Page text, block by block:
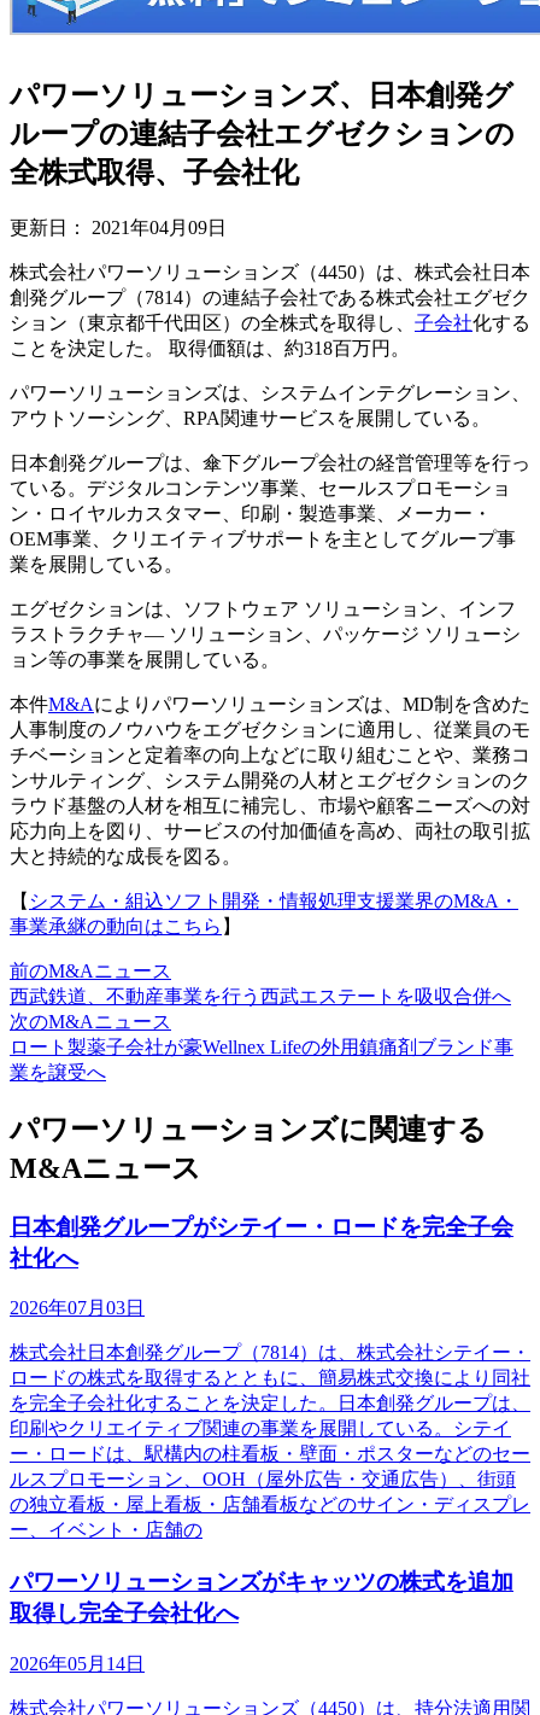
パワーソリューションズ、日本創発グ
ループの連結子会社エグゼクションの
全株式取得、子会社化
更新日： 2021年04月09日
株式会社パワーソリューションズ（4450）は、株式会社日本
創発グループ（7814）の連結子会社である株式会社エグゼク
ション（東京都千代田区）の全株式を取得し、 子会社化する
ことを決定した。 取得価額は、約318百万円。
パワーソリューションズは、システムインテグレーション、
アウトソーシング、RPA関連サービスを展開している。
日本創発グループは、傘下グループ会社の経営管理等を行っ
ている。デジタルコンテンツ事業、セールスプロモーショ
ン・ロイヤルカスタマー、印刷・製造事業、メーカー・
OEM事業、クリエイティブサポートを主としてグループ事
業を展開している。
エグゼクションは、ソフトウェア ソリューション、インフ
ラストラクチャ― ソリューション、パッケージ ソリューシ
ョン等の事業を展開している。
本件M&Aによりパワーソリューションズは、MD制を含めた
人事制度のノウハウをエグゼクションに適用し、従業員のモ
チベーションと定着率の向上などに取り組むことや、業務コ
ンサルティング、システム開発の人材とエグゼクションのク
ラウド基盤の人材を相互に補完し、市場や顧客ニーズへの対
応力向上を図り、サービスの付加価値を高め、両社の取引拡
大と持続的な成長を図る。
【 システム・組込ソフト開発・情報処理支援業界のM&A・
事業承継の動向はこちら 】
前のM&Aニュース
西武鉄道、不動産事業を行う西武エステートを吸収合併へ
次のM&Aニュース
ロート製薬子会社が豪Wellnex Lifeの外用鎮痛剤ブランド事
業を譲受へ
パワーソリューションズに関連する
M&Aニュース
日本創発グループがシテイー・ロードを完全子会
社化へ
2026年07月03日
株式会社日本創発グループ（7814）は、株式会社シテイー・
ロードの株式を取得するとともに、簡易株式交換により同社
を完全子会社化することを決定した。日本創発グループは、
印刷やクリエイティブ関連の事業を展開している。シテイ
ー・ロードは、駅構内の柱看板・壁面・ポスターなどのセー
ルスプロモーション、OOH（屋外広告・交通広告）、街頭
の独立看板・屋上看板・店舗看板などのサイン・ディスプレ
ー、イベント・店舗の
パワーソリューションズがキャッツの株式を追加
取得し完全子会社化へ
2026年05月14日
株式会社パワーソリューションズ（4450）は、持分法適用関